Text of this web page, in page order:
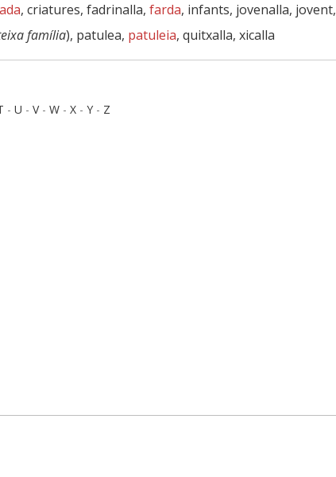
, criatures, fadrinalla, farda, infants, jovenalla, jovent,
família), patulea, patuleia, quitxalla, xicalla
- U - V- W - X - Y - Z